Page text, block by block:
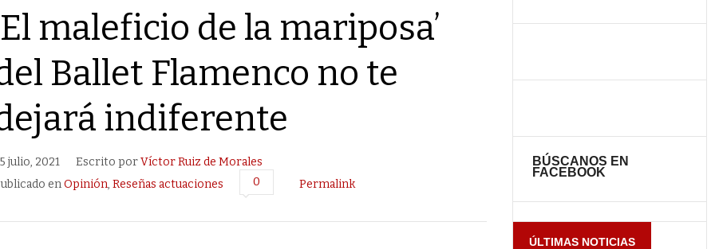
maleficio de la mariposa’
Ballet Flamenco no te
indiferente
julio, 2021 Escrito porVíctor Ruiz de Morales
enOpinión,Reseñas actuaciones 0 Permalink
BÚSCANOS EN
FACEBOOK
ÚLTIMAS NOTICIAS